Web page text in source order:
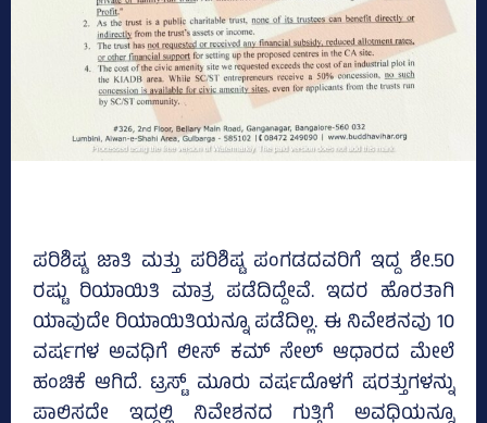
ಪರಿಶಿಷ್ಟ ಜಾತಿ ಮತ್ತು ಪರಿಶಿಷ್ಟ ಪಂಗಡದವರಿಗೆ ಇದ್ದ ಶೇ.50
ರಷ್ಟು ರಿಯಾಯಿತಿ ಮಾತ್ರ ಪಡೆದಿದ್ದೇವೆ. ಇದರ ಹೊರತಾಗಿ
ಯಾವುದೇ ರಿಯಾಯಿತಿಯನ್ನೂ ಪಡೆದಿಲ್ಲ. ಈ ನಿವೇಶನವು 10
ವರ್ಷಗಳ ಅವಧಿಗೆ ಲೀಸ್‌ ಕಮ್‌ ಸೇಲ್‌ ಆಧಾರದ ಮೇಲೆ
ಹಂಚಿಕೆ ಆಗಿದೆ. ಟ್ರಸ್ಟ್‌ ಮೂರು ವರ್ಷದೊಳಗೆ ಷರತ್ತುಗಳನ್ನು
ಪಾಲಿಸದೇ ಇದ್ದಲ್ಲಿ ನಿವೇಶನದ ಗುತ್ತಿಗೆ ಅವಧಿಯನ್ನೂ